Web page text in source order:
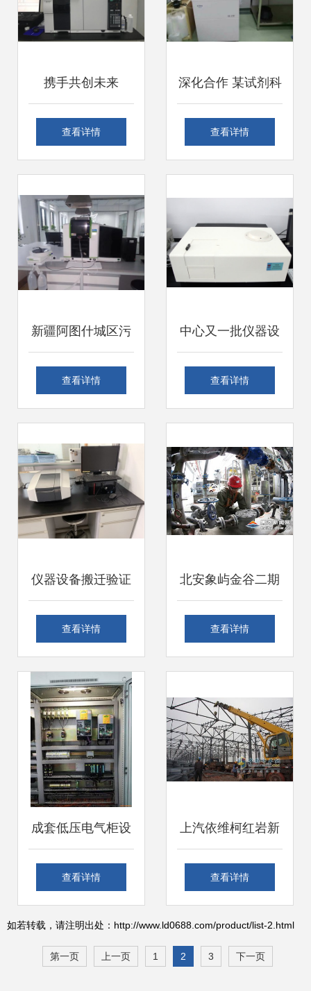
携手共创未来
2018年3月13日，
大型实验室提供全
新仪器安装调试服
务纪实
查看详情
深化合作 某试剂科
研公司再次采购
服务
查看详情
新疆阿图什城区污
水处理项目 精密仪
务全流程解析
查看详情
中心又一批仪器设
备安装调试完毕 专
生产高效运行
查看详情
仪器设备搬迁验证
全攻略 从规划到确
与数据合规
查看详情
北安象屿金谷二期
项目 仪器设备安装
实施
查看详情
成套低压电气柜设
备改造维护调试与
查看详情
上汽依维柯红岩新
基地建设迈入关键
试工作全面启动
查看详情
如若转载，请注明出处：http://www.ld0688.com/product/list-2.html
第一页 上一页 1 2 3 下一页